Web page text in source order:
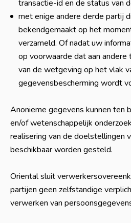
transactie-id en de status van
met enige andere derde partij
bekendgemaakt op het
verzameld. Of nadat uw
op voorwaarde dat aan
van de wetgeving op het vlak
gegevensbescherming wordt
Anonieme gegevens kunnen ten
en/of wetenschappelijk
realisering van de doelstellingen
beschikbaar worden gesteld.
Oriental sluit
partijen geen zelfstandige
verwerken van